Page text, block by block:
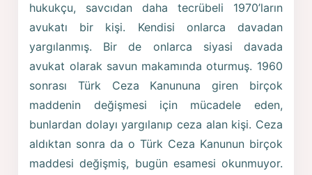
hukukçu, savcıdan daha tecrübeli 1970’ların
avukatı bir kişi. Kendisi onlarca davadan
yargılanmış. Bir de onlarca siyasi davada
avukat olarak savun makamında oturmuş. 1960
sonrası Türk Ceza Kanununa giren birçok
maddenin değişmesi için mücadele eden,
bunlardan dolayı yargılanıp ceza alan kişi. Ceza
aldıktan sonra da o Türk Ceza Kanunun birçok
maddesi değişmiş, bugün esamesi okunmuyor.